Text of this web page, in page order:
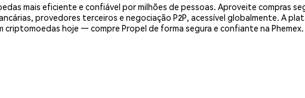
mais eficiente e confiável por milhões de pessoas. Aproveite compras
provedores terceiros e negociação P2P, acessível globalmente. A
criptomoedas hoje — compre Propel de forma segura e confiante na Phemex.